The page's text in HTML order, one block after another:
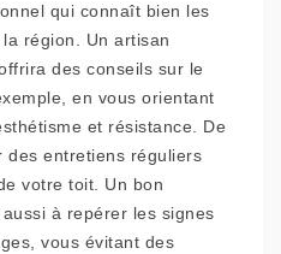
qui connaît bien les
région. Un artisan
des conseils sur le
en vous orientant
et résistance. De
des entretiens réguliers
votre toit. Un bon
à repérer les signes
vous évitant des